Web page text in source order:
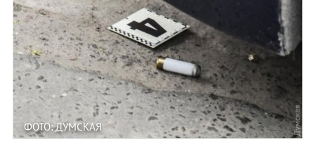
ФОТО: ДУМСКАЯ